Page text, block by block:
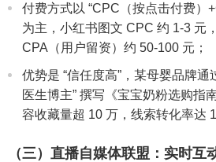
付费方式以 “CPC（按点击付费）
为主，小红书图文 CPC 约 1-3 元
CPA（用户留资）约 50-100 元；
优势是 “信任度高”，某母婴品牌通
医生博主” 撰写《宝宝奶粉选购指
容收藏量超 10 万，线索转化率达
（三）直播自媒体联盟：实时互